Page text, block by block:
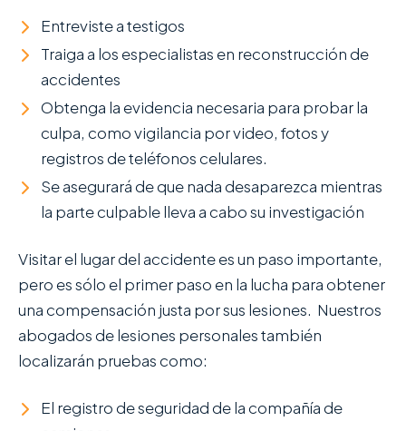
Entreviste a testigos
Traiga a los especialistas en reconstrucción de
accidentes
Obtenga la evidencia necesaria para probar la
culpa, como vigilancia por video, fotos y
registros de teléfonos celulares.
Se asegurará de que nada desaparezca mientras
la parte culpable lleva a cabo su investigación
Visitar el lugar del accidente es un paso importante,
pero es sólo el primer paso en la lucha para obtener
una compensación justa por sus lesiones. Nuestros
abogados de lesiones personales también
localizarán pruebas como:
El registro de seguridad de la compañía de